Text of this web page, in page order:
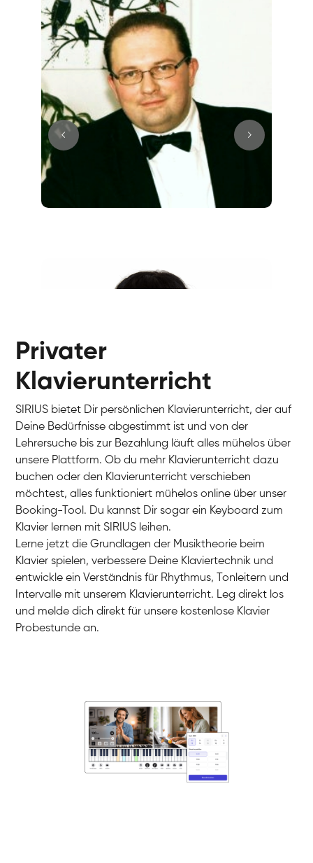
Charlotte
Klavier / Piano / Flügel
Klavier / Piano / Flügel
Klavier / Piano / Flügel
Privater
Klavierunterricht
SIRIUS bietet Dir persönlichen Klavierunterricht, der auf
Deine Bedürfnisse abgestimmt ist und von der
Lehrersuche bis zur Bezahlung läuft alles mühelos über
unsere Plattform. Ob du mehr Klavierunterricht dazu
buchen oder den Klavierunterricht verschieben
möchtest, alles funktioniert mühelos online über unser
Booking-Tool. Du kannst Dir sogar ein Keyboard zum
Klavier lernen mit SIRIUS leihen.
Lerne jetzt die Grundlagen der Musiktheorie beim
Klavier spielen, verbessere Deine Klaviertechnik und
entwickle ein Verständnis für Rhythmus, Tonleitern und
Intervalle mit unserem Klavierunterricht. Leg direkt los
und melde dich direkt für unsere kostenlose Klavier
Probestunde an.